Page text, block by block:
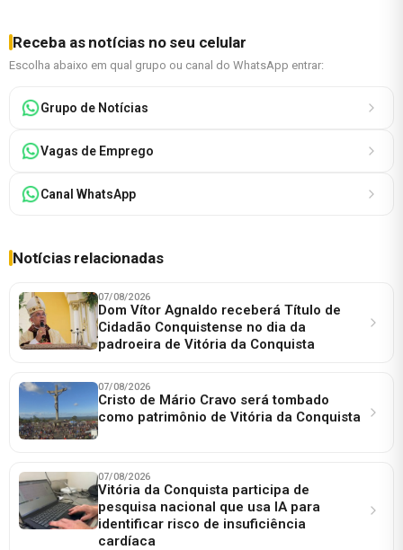
Receba as notícias no seu celular
Escolha abaixo em qual grupo ou canal do WhatsApp entrar:
Grupo de Notícias
Vagas de Emprego
Canal WhatsApp
Notícias relacionadas
07/08/2026
Dom Vítor Agnaldo receberá Título de
Cidadão Conquistense no dia da
padroeira de Vitória da Conquista
07/08/2026
Cristo de Mário Cravo será tombado
como patrimônio de Vitória da Conquista
07/08/2026
Vitória da Conquista participa de
pesquisa nacional que usa IA para
identificar risco de insuficiência
cardíaca